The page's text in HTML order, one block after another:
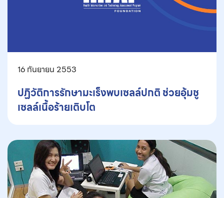
16 กันยายน 2553
ปฏิวัติการรักษามะเร็งพบเซลล์ปกติ ช่วยอุ้มชู
เซลล์เนื้อร้ายเติบโต